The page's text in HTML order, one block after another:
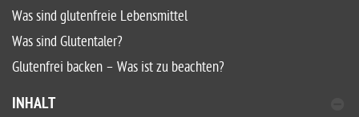
Was sind glutenfreie Lebensmittel
Was sind Glutentaler?
Glutenfrei backen – Was ist zu beachten?
INHALT